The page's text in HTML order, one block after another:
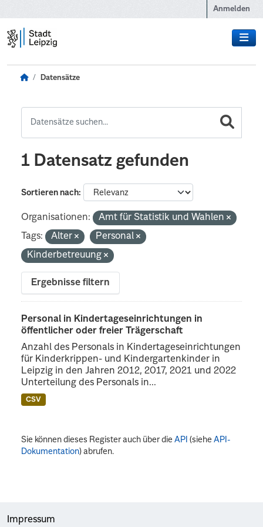
Anmelden
Datensätze
1 Datensatz gefunden
Sortieren nach
Organisationen:
Amt für Statistik und Wahlen
Tags:
Alter
Personal
Kinderbetreuung
Ergebnisse filtern
Personal in Kindertageseinrichtungen in
öffentlicher oder freier Trägerschaft
Anzahl des Personals in Kindertageseinrichtungen
für Kinderkrippen- und Kindergartenkinder in
Leipzig in den Jahren 2012, 2017, 2021 und 2022
Unterteilung des Personals in...
CSV
Sie können dieses Register auch über dieAPI (sieheAPI-
Dokumentation) abrufen.
Impressum